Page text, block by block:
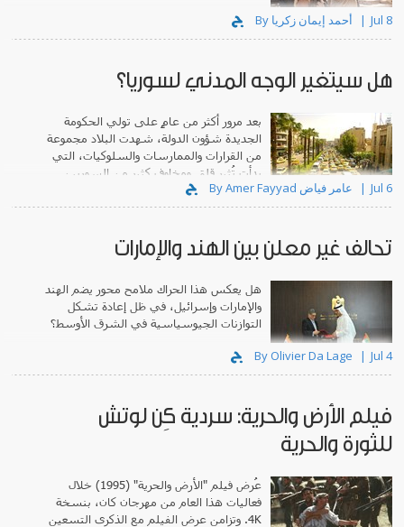
Jul 8
هل سيتغير الوجه المدني لسوريا؟
بعد مرور أكثر من عامٍ على تولي الحكومة
الجديدة شؤون الدولة، شهدت البلاد مجموعة
من القرارات والممارسات والسلوكيات، التي
بدأت تُثير قلق ومخاوف كثير من السوريين.
Jul 6
تحالف غير معلن بين الهند والإمارات
هل يعكس هذا الحراك ملامح محور يضم الهند
والإمارات وإسرائيل، في ظل إعادة تشكل
التوازنات الجيوسياسية في الشرق الأوسط؟
By Olivier Da Lage Jul 4
فيلم الأرض والحرية: سردية كِن لوتش
للثورة والحرية
عُرض فيلم "الأرض والحرية" (1995) خلال
فعاليات هذا العام من مهرجان كان، بنسخة
4K. وتزامن عرض الفيلم مع الذكرى التسعين